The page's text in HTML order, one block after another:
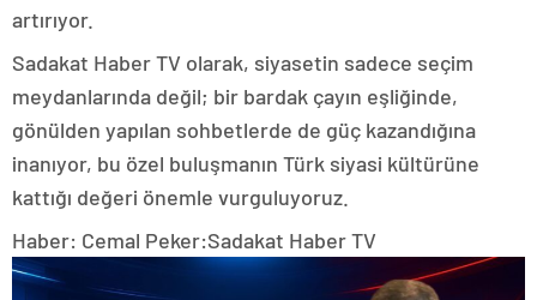
artırıyor.
Sadakat Haber TV olarak, siyasetin sadece seçim
meydanlarında değil; bir bardak çayın eşliğinde,
gönülden yapılan sohbetlerde de güç kazandığına
inanıyor, bu özel buluşmanın Türk siyasi kültürüne
kattığı değeri önemle vurguluyoruz.
Haber: Cemal Peker:Sadakat Haber TV